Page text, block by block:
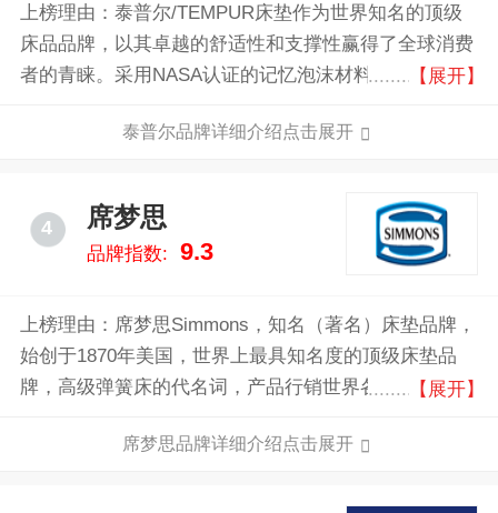
上榜理由：泰普尔/TEMPUR床垫作为世界知名的顶级
床品品牌，以其卓越的舒适性和支撑性赢得了全球消费
者的青睐。采用NASA认证的记忆泡沫材料，泰普尔床
其独特的压力释放技术，有效减少翻身次数，确保深度
【展开】
泰普尔品牌详细介绍点击展开
4 席梦思
品牌指数: 9.3
上榜理由：席梦思Simmons，知名（著名）床垫品牌，
始创于1870年美国，世界上最具知名度的顶级床垫品
牌，高级弹簧床的代名词，产品行销世界各地，曾被众
【展开】
席梦思品牌详细介绍点击展开